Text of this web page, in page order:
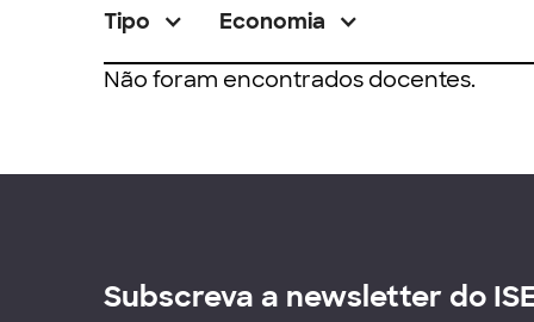
Tipo Economia
Não foram encontrados docentes.
Subscreva a newsletter do